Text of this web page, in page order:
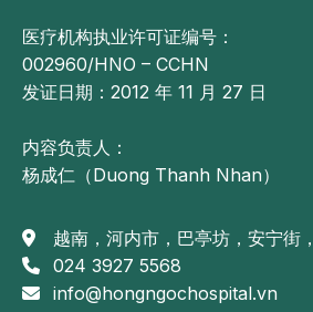
医疗机构执业许可证编号：
002960/HNO – CCHN
发证日期：2012 年 11 月 27 日
内容负责人：
杨成仁（Duong Thanh Nhan）
越南，河内市，巴亭坊，安宁街
024 3927 5568
info@hongngochospital.vn